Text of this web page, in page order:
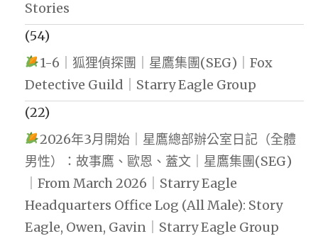
Stories
(54)
1-6｜狐狸偵探團｜星鷹集團(SEG)｜Fox
Detective Guild｜Starry Eagle Group
(22)
2026年3月開始｜星鷹總部辦公室日記（全體
男性）：故事鷹、歐恩、蓋文｜星鷹集團(SEG)
｜From March 2026｜Starry Eagle
Headquarters Office Log (All Male): Story
Eagle, Owen, Gavin｜Starry Eagle Group